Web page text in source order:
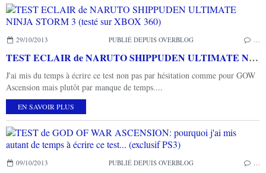
29/10/2013 PUBLIÉ DEPUIS OVERBLOG …
TEST ECLAIR de NARUTO SHIPPUDEN ULTIMATE NINJA STORM 3 (testé sur XBOX 360)
J'ai mis du temps à écrire ce test non pas par hésitation comme pour GOW
Ascension mais plutôt par manque de temps....
EN SAVOIR PLUS
09/10/2013 PUBLIÉ DEPUIS OVERBLOG …